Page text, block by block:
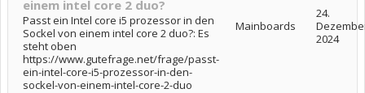
einem intel core 2 duo?
Passt ein Intel core i5 prozessor in den
Sockel von einem intel core 2 duo?: Es
steht oben
https://www.gutefrage.net/frage/passt-
ein-intel-core-i5-prozessor-in-den-
sockel-von-einem-intel-core-2-duo
Mainboards
24.
2024